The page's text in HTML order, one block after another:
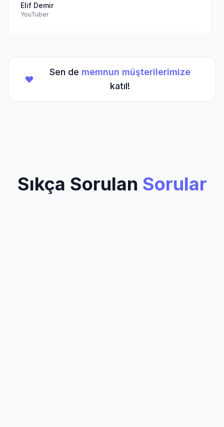
Elif Demir
YouTuber
★★
Sen de memnun müşterilerimize
katıl!
Sıkça Sorulan Sorular